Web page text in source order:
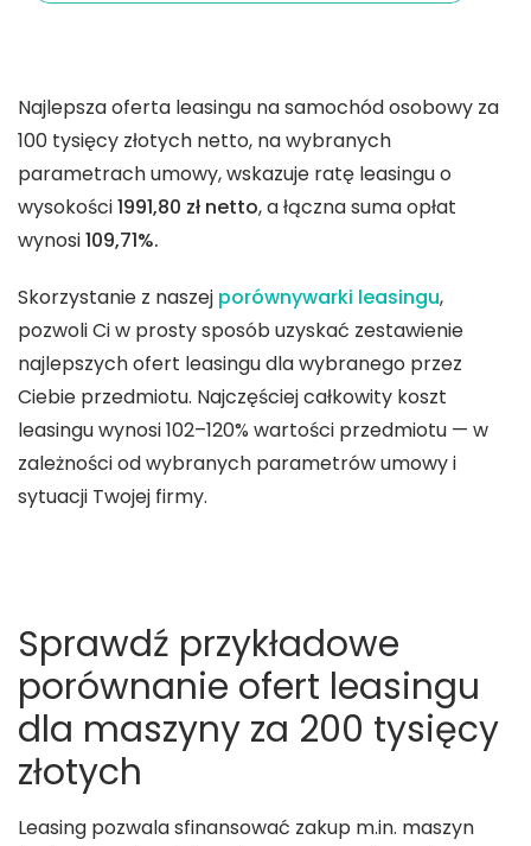
Najlepsza oferta leasingu na samochód osobowy za
100 tysięcy złotych netto, na wybranych
parametrach umowy, wskazuje ratę leasingu o
wysokości1991,80 zł netto, a łączna suma opłat
wynosi109,71%.
Skorzystanie z naszej porównywarki leasingu,
pozwoli Ci w prosty sposób uzyskać zestawienie
najlepszych ofert leasingu dla wybranego przez
Ciebie przedmiotu. Najczęściej całkowity koszt
leasingu wynosi 102–120% wartości przedmiotu — w
zależności od wybranych parametrów umowy i
sytuacji Twojej firmy.
Sprawdź przykładowe
porównanie ofert leasingu
dla maszyny za 200 tysięcy
złotych
Leasing pozwala sfinansować zakup m.in. maszyn